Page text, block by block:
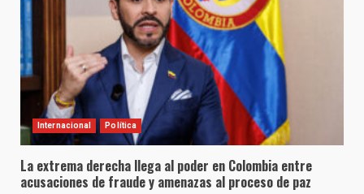
Internacional Política
La extrema derecha llega al poder en Colombia entre
acusaciones de fraude y amenazas al proceso de paz